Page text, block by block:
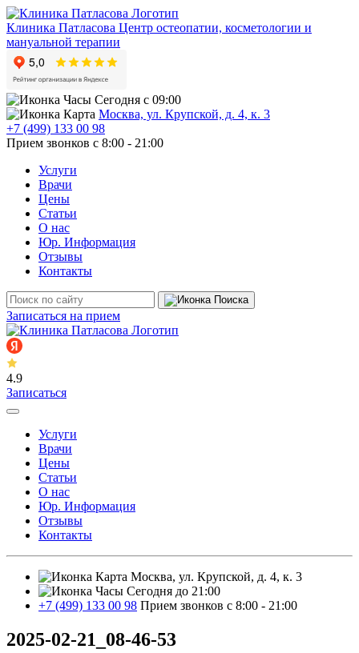
Клиника Патласова Центр остеопатии, косметологии и
мануальной терапии
Сегодня с 09:00
Москва, ул. Крупской, д. 4, к. 3
+7 (499) 133 00 98
Прием звонков с 8:00 - 21:00
Услуги
Врачи
Цены
Статьи
О нас
Юр. Информация
Отзывы
Контакты
Записаться на прием
4.9
Записаться
Услуги
Врачи
Цены
Статьи
О нас
Юр. Информация
Отзывы
Контакты
Москва, ул. Крупской, д. 4, к. 3
Сегодня до 21:00
+7 (499) 133 00 98 Прием звонков с 8:00 - 21:00
2025-02-21_08-46-53